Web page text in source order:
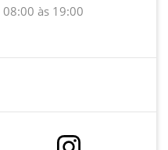
08:00 às 19:00